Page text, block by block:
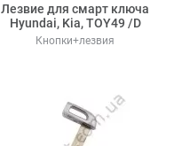
Лезвие для смарт ключа
Hyundai, Kia, TOY49 /D
Кнопки+лезвия